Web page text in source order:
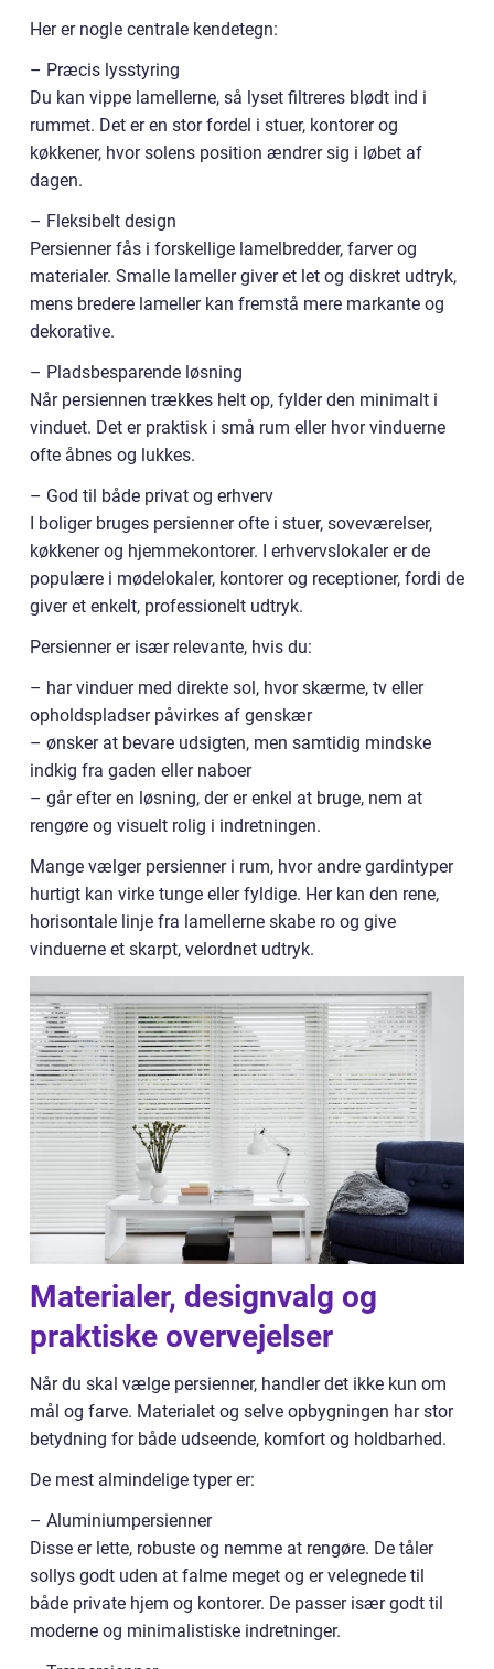
Her er nogle centrale kendetegn:
– Præcis lysstyring
Du kan vippe lamellerne, så lyset filtreres blødt ind i
rummet. Det er en stor fordel i stuer, kontorer og
køkkener, hvor solens position ændrer sig i løbet af
dagen.
– Fleksibelt design
Persienner fås i forskellige lamelbredder, farver og
materialer. Smalle lameller giver et let og diskret udtryk,
mens bredere lameller kan fremstå mere markante og
dekorative.
– Pladsbesparende løsning
Når persiennen trækkes helt op, fylder den minimalt i
vinduet. Det er praktisk i små rum eller hvor vinduerne
ofte åbnes og lukkes.
– God til både privat og erhverv
I boliger bruges persienner ofte i stuer, soveværelser,
køkkener og hjemmekontorer. I erhvervslokaler er de
populære i mødelokaler, kontorer og receptioner, fordi de
giver et enkelt, professionelt udtryk.
Persienner er især relevante, hvis du:
– har vinduer med direkte sol, hvor skærme, tv eller
opholdspladser påvirkes af genskær
– ønsker at bevare udsigten, men samtidig mindske
indkig fra gaden eller naboer
– går efter en løsning, der er enkel at bruge, nem at
rengøre og visuelt rolig i indretningen.
Mange vælger persienner i rum, hvor andre gardintyper
hurtigt kan virke tunge eller fyldige. Her kan den rene,
horisontale linje fra lamellerne skabe ro og give
vinduerne et skarpt, velordnet udtryk.
Materialer, designvalg og
praktiske overvejelser
Når du skal vælge persienner, handler det ikke kun om
mål og farve. Materialet og selve opbygningen har stor
betydning for både udseende, komfort og holdbarhed.
De mest almindelige typer er:
– Aluminiumpersienner
Disse er lette, robuste og nemme at rengøre. De tåler
sollys godt uden at falme meget og er velegnede til
både private hjem og kontorer. De passer især godt til
moderne og minimalistiske indretninger.